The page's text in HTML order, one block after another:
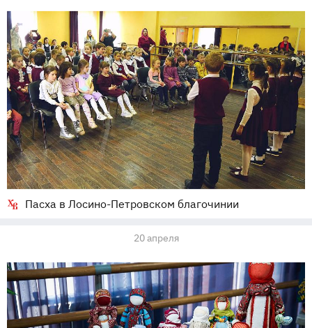
Пасха в Лосино-Петровском благочинии
20 апреля